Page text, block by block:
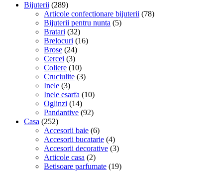
Bijuterii (289)
Articole confectionare bijuterii (78)
Bijuterii pentru nunta (5)
Bratari (32)
Brelocuri (16)
Brose (24)
Cercei (3)
Coliere (10)
Cruciulite (3)
Inele (3)
Inele esarfa (10)
Oglinzi (14)
Pandantive (92)
Casa (252)
Accesorii baie (6)
Accesorii bucatarie (4)
Accesorii decorative (3)
Articole casa (2)
Betisoare parfumate (19)